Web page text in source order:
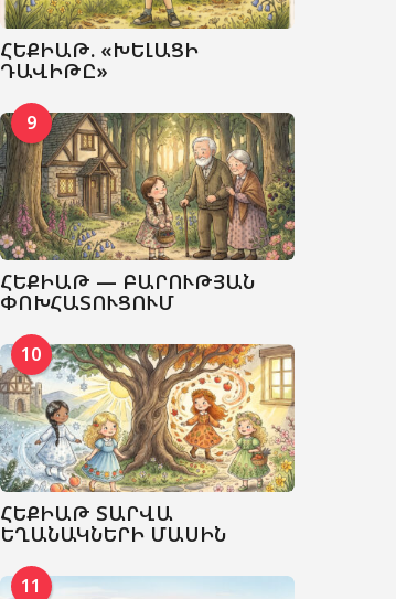
ՀԵՔԻԱԹ. «ԽԵԼԱՑԻ
ԴԱՎԻԹԸ»
9
ՀԵՔԻԱԹ — ԲԱՐՈՒԹՅԱՆ
ՓՈԽՀԱՏՈՒՑՈՒՄ
10
ՀԵՔԻԱԹ ՏԱՐՎԱ
ԵՂԱՆԱԿՆԵՐԻ ՄԱՍԻՆ
11